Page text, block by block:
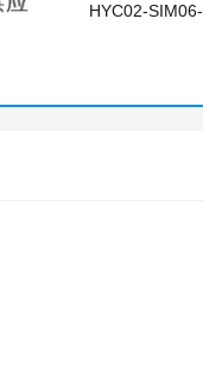
HYC02-